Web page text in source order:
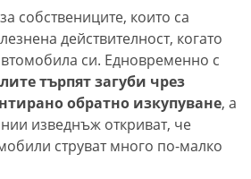
собствениците, които са
действителност, когато
си. Едновременно с
търпят загуби чрез
обратно изкупуване, а
изведнъж откриват, че
струват много по-малко